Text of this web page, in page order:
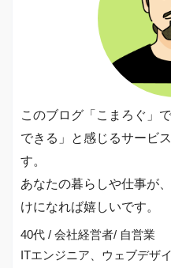
このブログ「こまろぐ」
できる」と感じるサービ
す。
あなたの暮らしや仕事が
けになれば嬉しいです。
40代 / 会社経営者/ 自営業
ITエンジニア、ウェブデザ